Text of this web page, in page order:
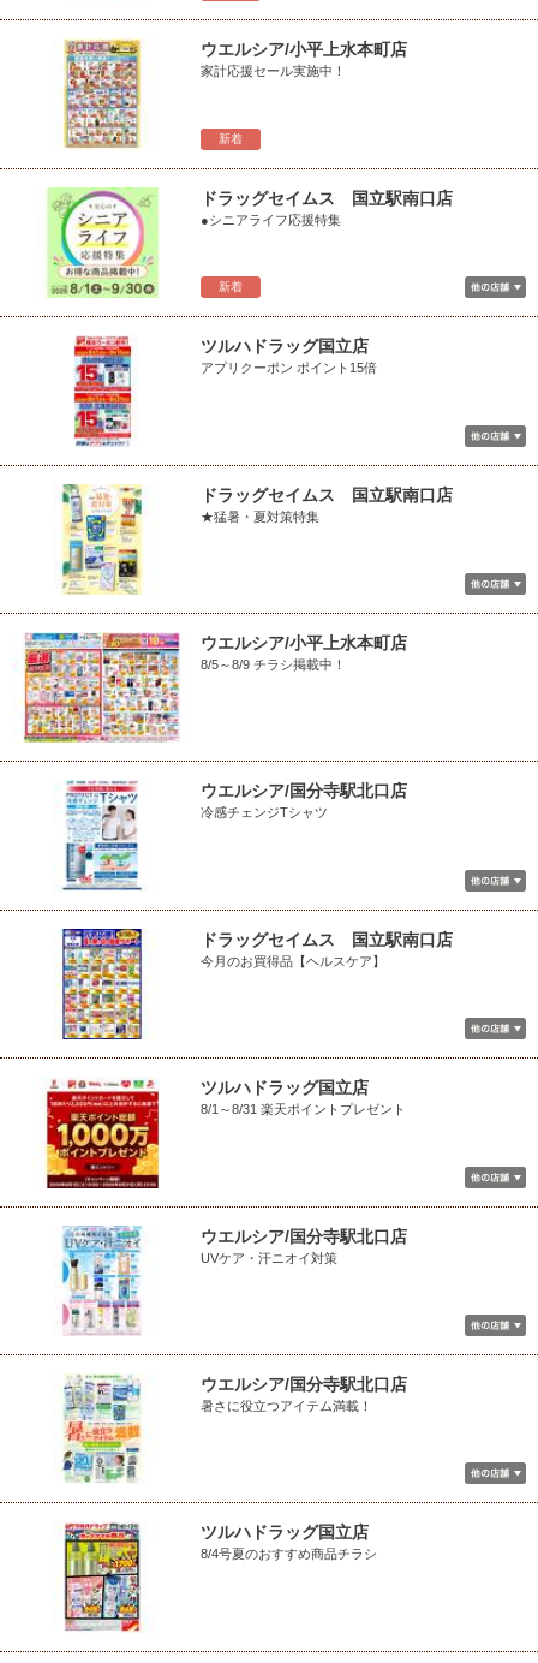
新着
ウエルシア/小平上水本町店
家計応援セール実施中！
新着
ドラッグセイムス 国立駅南口店
●シニアライフ応援特集
ツルハドラッグ国立店
アプリクーポン ポイント15倍
ドラッグセイムス 国立駅南口店
★猛暑・夏対策特集
ウエルシア/小平上水本町店
8/5～8/9 チラシ掲載中！
ウエルシア/国分寺駅北口店
冷感チェンジTシャツ
ドラッグセイムス 国立駅南口店
今月のお買得品【ヘルスケア】
ツルハドラッグ国立店
8/1～8/31 楽天ポイントプレゼント
ウエルシア/国分寺駅北口店
UVケア・汗ニオイ対策
ウエルシア/国分寺駅北口店
暑さに役立つアイテム満載！
ツルハドラッグ国立店
8/4号夏のおすすめ商品チラシ